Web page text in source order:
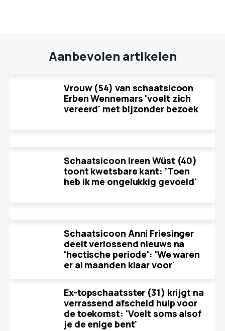
Aanbevolen artikelen
Vrouw (54) van schaatsicoon
Erben Wennemars 'voelt zich
vereerd' met bijzonder bezoek
Schaatsicoon Ireen Wüst (40)
toont kwetsbare kant: 'Toen
heb ik me ongelukkig gevoeld'
Schaatsicoon Anni Friesinger
deelt verlossend nieuws na
'hectische periode': 'We waren
er al maanden klaar voor'
Ex-topschaatsster (31) krijgt na
verrassend afscheid hulp voor
de toekomst: 'Voelt soms alsof
je de enige bent'